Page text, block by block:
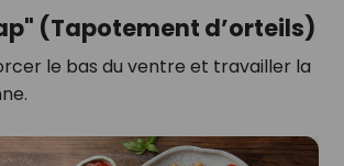
(Tapotement d’orteils)
le bas du ventre et travailler la